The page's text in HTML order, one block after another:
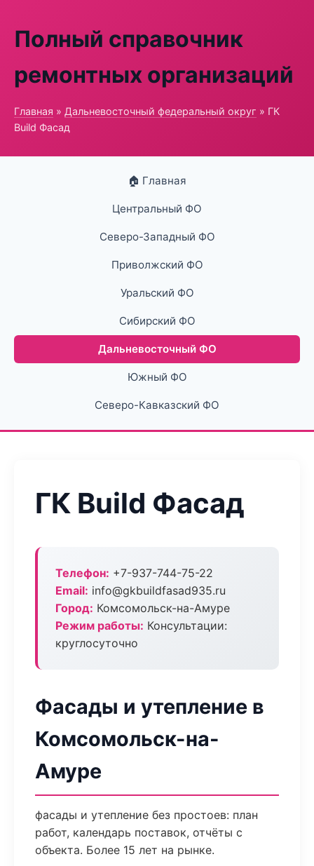
Полный справочник
ремонтных организаций
Главная » Дальневосточный федеральный округ » ГК
Build Фасад
🏠 Главная
Центральный ФО
Северо-Западный ФО
Приволжский ФО
Уральский ФО
Сибирский ФО
Дальневосточный ФО
Южный ФО
Северо-Кавказский ФО
ГК Build Фасад
Телефон: +7-937-744-75-22
Email: info@gkbuildfasad935.ru
Город: Комсомольск-на-Амуре
Режим работы: Консультации:
круглосуточно
Фасады и утепление в
Комсомольск-на-
Амуре
фасады и утепление без простоев: план
работ, календарь поставок, отчёты с
объекта. Более 15 лет на рынке.